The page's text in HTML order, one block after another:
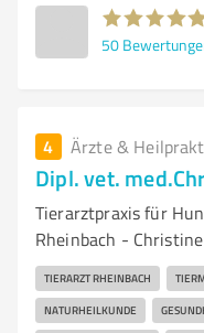
50
4 Ärzte &
Dipl. vet.
Tierarztpraxis für
Rheinbach -
TIERARZT RHEINBACH
NATURHEILKUNDE